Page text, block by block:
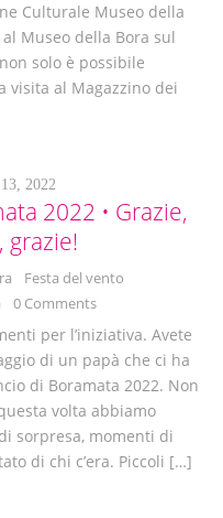
Culturale Museo della
Museo della Bora sul
solo è possibile
visita al Magazzino dei
2022
2022 • Grazie,
grazie!
Festa del vento
0 Comments
per l’iniziativa. Avete
di un papà che ci ha
di Boramata 2022. Non
volta abbiamo
sorpresa, momenti di
di chi c’era. Piccoli […]